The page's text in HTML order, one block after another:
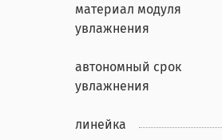
материал модуля
увлажнения
автономный срок
увлажнения
линейка